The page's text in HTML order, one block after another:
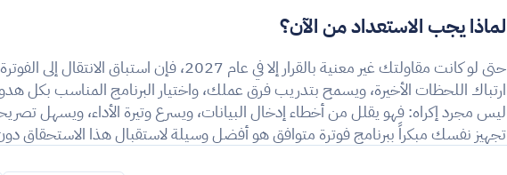
لماذا يجب الاستعداد من الآن؟
تجهيز نفسك مبكراً ببرنامج فوترة متوافق هو أفضل وسيلة لاستقبال هذا الاستحقاق